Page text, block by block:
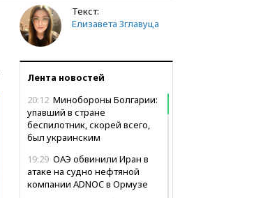
Текст:
Елизавета Зглавуца
Лента новостей
20:12 Минобороны Болгарии:
упавший в стране
беспилотник, скорей всего,
был украинским
19:29 ОАЭ обвинили Иран в
атаке на судно нефтяной
компании ADNOC в Ормузе